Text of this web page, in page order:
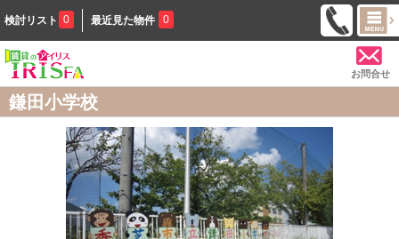
検討リスト 0 最近見た物件 0
お問合せ
鎌田小学校